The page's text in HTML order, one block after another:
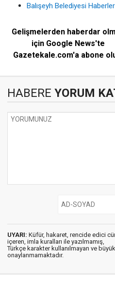
Balışeyh Belediyesi
Gelişmelerden haberdar
için Google News'te
Gazetekale.com'a abone
HABERE YORUM
UYARI: Küfür, hakaret, rencide edici
içeren, imla kuralları ile yazılmamış,
Türkçe karakter kullanılmayan ve
onaylanmamaktadır.